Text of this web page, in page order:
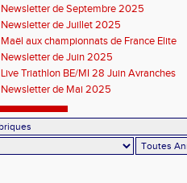
Newsletter de Septembre 2025
Newsletter de Juillet 2025
Maël aux championnats de France Elite
Newsletter de Juin 2025
Live Triathlon BE/MI 28 Juin Avranches
Newsletter de Mai 2025